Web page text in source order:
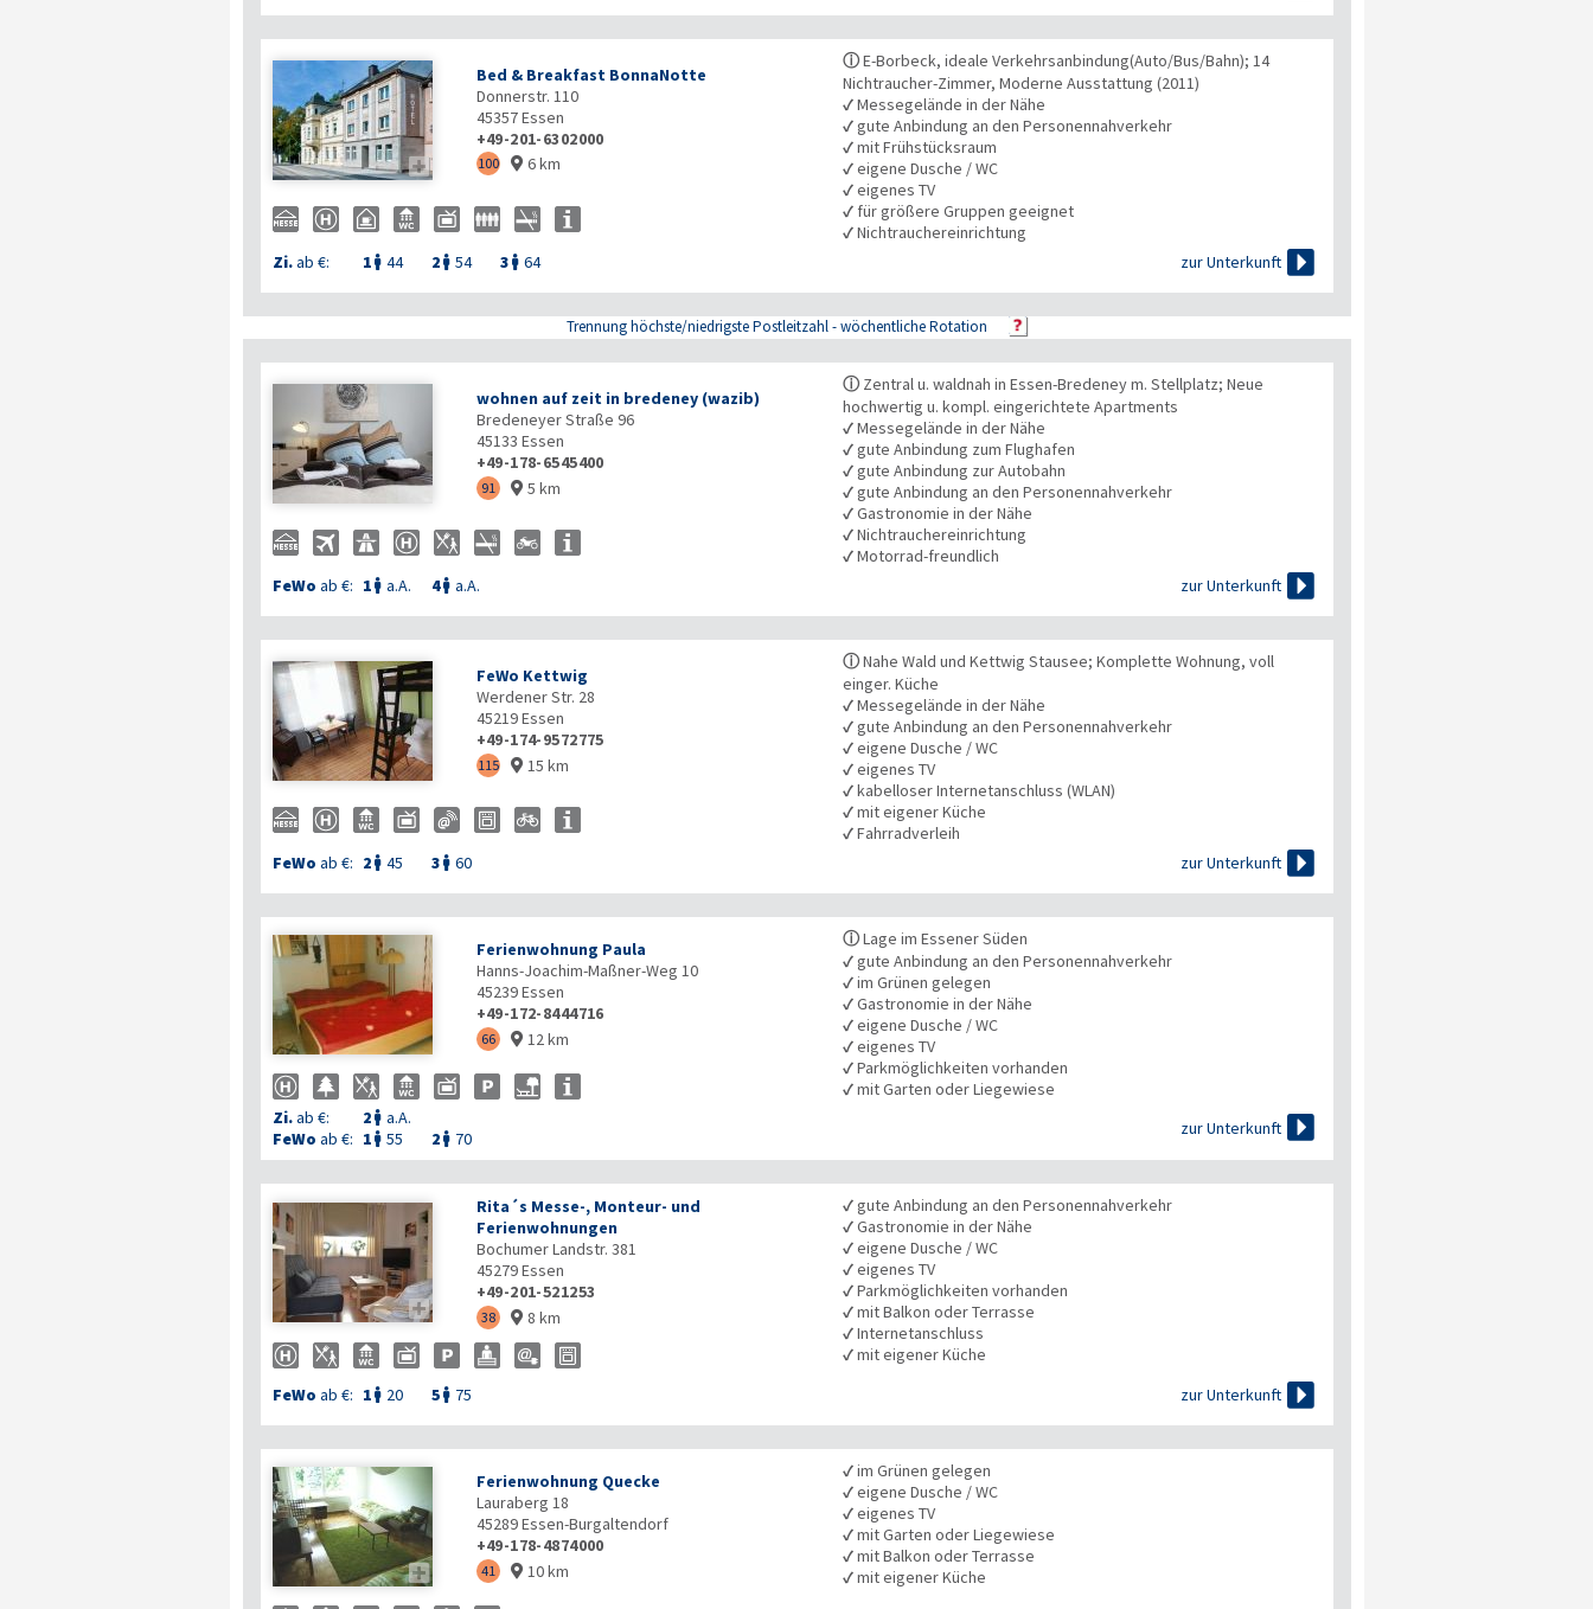

Bed & Breakfast BonnaNotte
Donnerstr. 110
45357Essen
+49-201-6302000
100  6 km
Zi.ab €: 1  44 2  54 3  64
ⓘE-Borbeck, ideale Verkehrsanbindung(Auto/Bus/Bahn); 14
Nichtraucher-Zimmer, Moderne Ausstattung (2011)
✓Messegelände in der Nähe
✓gute Anbindung an den Personennahverkehr
✓mit Frühstücksraum
✓eigene Dusche / WC
✓eigenes TV
✓ für größere Gruppen geeignet
✓Nichtrauchereinrichtung
zur Unterkunft 
Trennung höchste/niedrigste Postleitzahl - wöchentliche Rotation
wohnen auf zeit in bredeney (wazib)
Bredeneyer Straße 96
45133 Essen
+49-178-6545400
91  5 km
FeWo ab €: 1  a.A. 4 a.A.
ⓘ Zentral u. waldnah in Essen-Bredeney m. Stellplatz; Neue
hochwertig u. kompl. eingerichtete Apartments
✓Messegelände in der Nähe
✓gute Anbindung zum Flughafen
✓gute Anbindung zur Autobahn
✓gute Anbindung an den Personennahverkehr
✓Gastronomie in der Nähe
✓Nichtrauchereinrichtung
✓Motorrad-freundlich
zur Unterkunft 
FeWo Kettwig
Werdener Str. 28
45219Essen
+49-174-9572775
115  15 km
FeWo ab €: 2  45 3  60
ⓘNahe Wald und Kettwig Stausee; Komplette Wohnung, voll
einger. Küche
✓Messegelände in der Nähe
✓gute Anbindung an den Personennahverkehr
✓eigene Dusche / WC
✓eigenes TV
✓kabelloser Internetanschluss (WLAN)
✓mit eigener Küche
✓Fahrradverleih
zur Unterkunft 
Ferienwohnung Paula
Hanns-Joachim-Maßner-Weg 10
45239Essen
+49-172-8444716
66  12 km
Zi.ab €: 2  a.A.
FeWo ab €: 1  55 2  70
ⓘLage im Essener Süden
✓gute Anbindung an den Personennahverkehr
✓im Grünen gelegen
✓Gastronomie in der Nähe
✓eigene Dusche / WC
✓eigenes TV
✓Parkmöglichkeiten vorhanden
✓mit Garten oder Liegewiese
zur Unterkunft


Rita´s Messe-, Monteur- und
Ferienwohnungen
Bochumer Landstr. 381
45279Essen
+49-201-521253
38  8 km
FeWo ab €: 1  20 5  75
✓gute Anbindung an den Personennahverkehr
✓Gastronomie in der Nähe
✓eigene Dusche / WC
✓eigenes TV
✓Parkmöglichkeiten vorhanden
✓mit Balkon oder Terrasse
✓Internetanschluss
✓mit eigener Küche
zur Unterkunft 

Ferienwohnung Quecke
Lauraberg 18
45289Essen-Burgaltendorf
+49-178-4874000
41  10 km
✓im Grünen gelegen
✓eigene Dusche / WC
✓eigenes TV
✓mit Garten oder Liegewiese
✓mit Balkon oder Terrasse
✓mit eigener Küche